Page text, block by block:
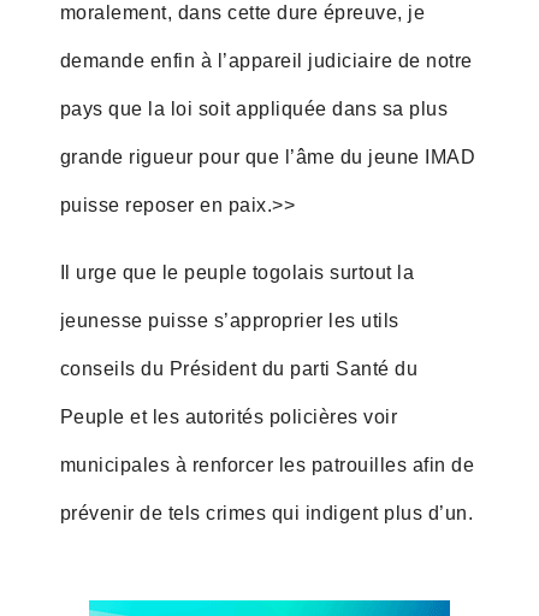
moralement, dans cette dure épreuve, je
demande enfin à l’appareil judiciaire de notre
pays que la loi soit appliquée dans sa plus
grande rigueur pour que l’âme du jeune IMAD
puisse reposer en paix.>>
Il urge que le peuple togolais surtout la
jeunesse puisse s’approprier les utils
conseils du Président du parti Santé du
Peuple et les autorités policières voir
municipales à renforcer les patrouilles afin de
prévenir de tels crimes qui indigent plus d’un.